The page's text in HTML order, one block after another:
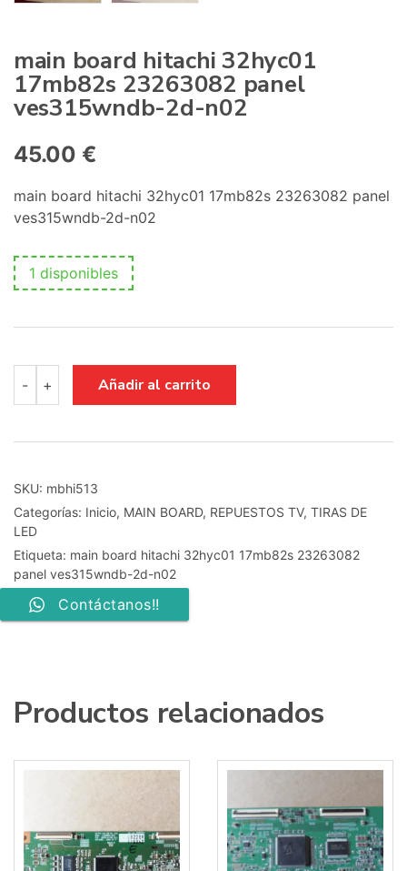
main board hitachi 32hyc01
17mb82s 23263082 panel
ves315wndb-2d-n02
45.00 €
main board hitachi 32hyc01 17mb82s 23263082 panel
ves315wndb-2d-n02
1 disponibles
-
board
hitachi
17mb82s
panel
2d-
n02
cantidad
+ Añadir al carrito
SKU: mbhi513
Categorías: Inicio, MAIN BOARD, REPUESTOS TV, TIRAS DE
LED
Etiqueta: main board hitachi 32hyc01 17mb82s 23263082
panel ves315wndb-2d-n02
Contáctanos!!
Productos relacionados